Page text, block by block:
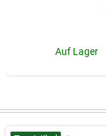
Auf Lager